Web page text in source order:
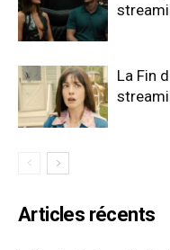
La Fin
Articles récents